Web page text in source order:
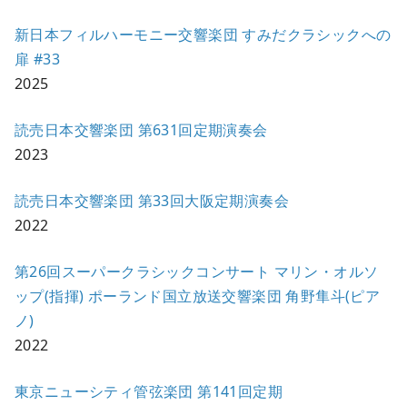
新日本フィルハーモニー交響楽団 すみだクラシックへの
扉 #33
2025
読売日本交響楽団 第631回定期演奏会
2023
読売日本交響楽団 第33回大阪定期演奏会
2022
第26回スーパークラシックコンサート マリン・オルソ
ップ(指揮) ポーランド国立放送交響楽団 角野隼斗(ピア
ノ)
2022
東京ニューシティ管弦楽団 第141回定期